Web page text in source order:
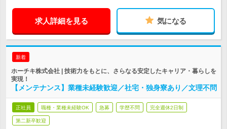
求人詳細を見る 気になる
新着
ホーチキ株式会社 | 技術力をもとに、さらなる安定したキャリア・暮らしを
実現！
【メンテナンス】業種未経験歓迎／社宅・独身寮あり／文理不問
正社員 職種・業種未経験OK 急募 学歴不問 完全週休2日制
第二新卒歓迎